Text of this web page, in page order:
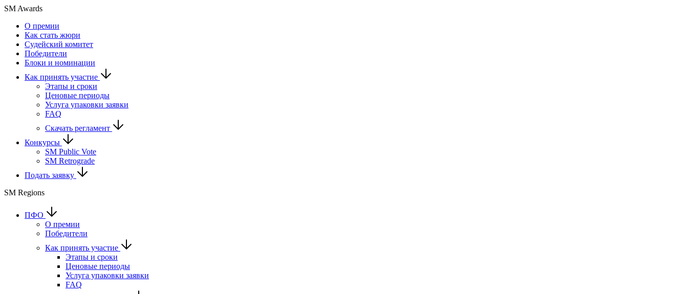
SM Awards
О премии
Как стать жюри
Судейский комитет
Победители
Блоки и номинации
Как принять участие
Этапы и сроки
Ценовые периоды
Услуга упаковки заявки
FAQ
Скачать регламент
Конкурсы
SM Public Vote
SM Retrograde
Подать заявку
SM Regions
ПФО
О премии
Победители
Как принять участие
Этапы и сроки
Ценовые периоды
Услуга упаковки заявки
FAQ